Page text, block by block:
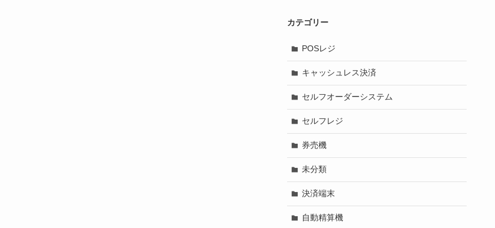
カテゴリー
POSレジ
キャッシュレス決済
セルフオーダーシステム
セルフレジ
券売機
未分類
決済端末
自動精算機